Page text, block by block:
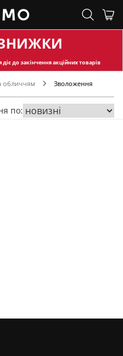
до закінчення акційних товарів
обличчям Зволоження
по: